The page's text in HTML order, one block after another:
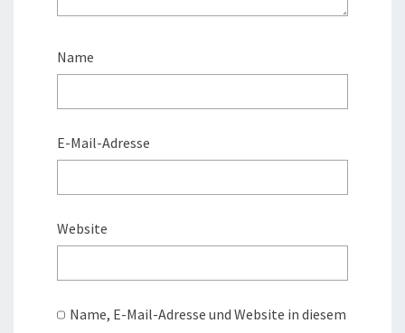
Name
E-Mail-Adresse
Website
Name, E-Mail-Adresse und Website in diesem